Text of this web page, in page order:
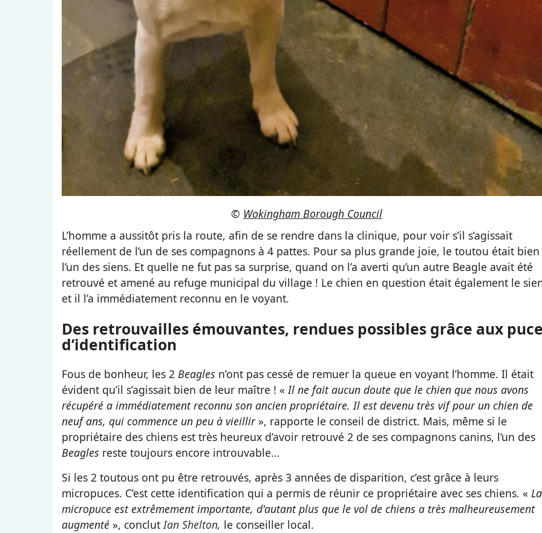
© Wokingham Borough Council
L’homme a aussitôt pris la route, afin de se rendre dans la clinique, pour voir s’il s’agissait
réellement de l’un de ses compagnons à 4 pattes. Pour sa plus grande joie, le toutou était bien
l’un des siens. Et quelle ne fut pas sa surprise, quand on l’a averti qu’un autre Beagle avait été
retrouvé et amené au refuge municipal du village ! Le chien en question était également le
et il l’a immédiatement reconnu en le voyant.
Des retrouvailles émouvantes, rendues possibles grâce aux
d’identification
Fous de bonheur, les 2 Beagles n’ont pas cessé de remuer la queue en voyant l’homme. Il était
évident qu’il s’agissait bien de leur maître ! «Il ne fait aucun doute que le chien que nous avons
récupéré a immédiatement reconnu son ancien propriétaire. Il est devenu très vif pour un chien de
neuf ans, qui commence un peu à vieillir», rapporte le conseil de district. Mais, même si le
propriétaire des chiens est très heureux d’avoir retrouvé 2 de ses compagnons canins, l’un des
Beagles reste toujours encore introuvable…
Si les 2 toutous ont pu être retrouvés, après 3 années de disparition, c’est grâce à leurs
micropuces. C’est cette identification qui a permis de réunir ce propriétaire avec ses chiens. « La
micropuce est extrêmement importante, d'autant plus que le vol de chiens a très malheureusement
augmenté », conclutIan Shelton, le conseiller local.